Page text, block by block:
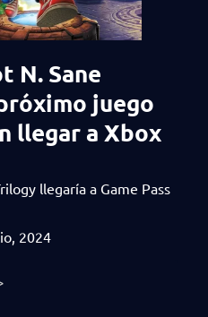
N. Sane
juego
llegar a Xbox
llegaría a Game Pass
2024